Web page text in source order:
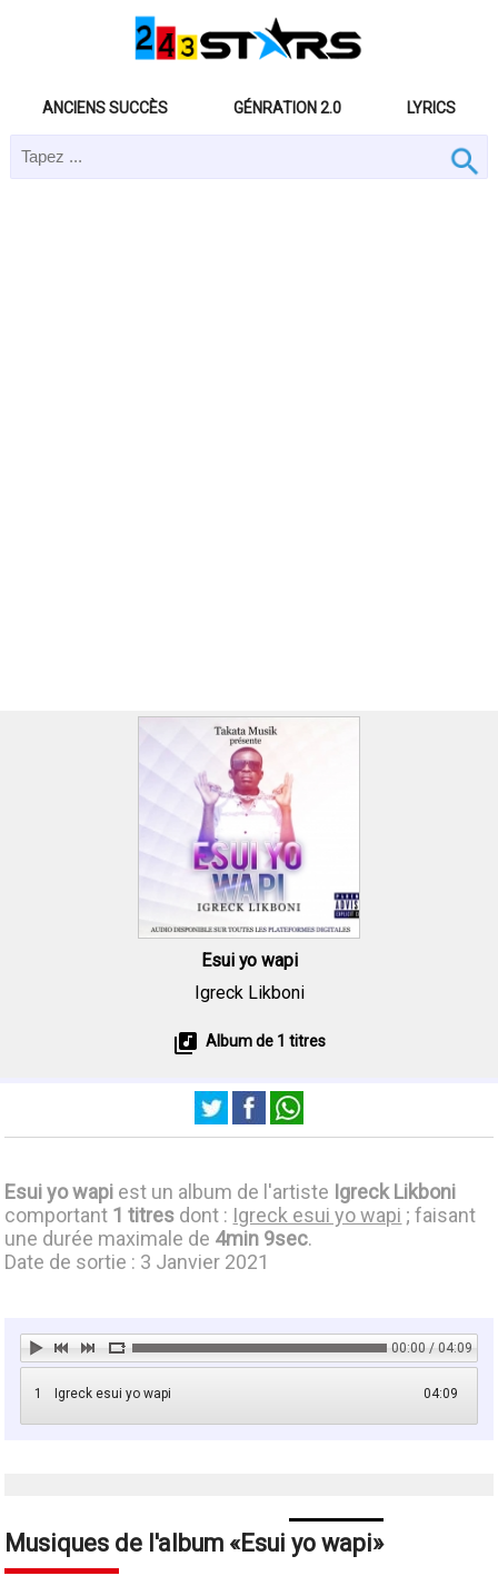
ANCIENS SUCCÈS GÉNRATION 2.0 LYRICS
Esui yo wapi
Igreck Likboni
Album de 1 titres
Esui yo wapi est un album de l'artiste Igreck Likboni
comportant 1 titres dont : Igreck esui yo wapi ; faisant
une durée maximale de 4min 9sec.
Date de sortie : 3 Janvier 2021
00:00 / 04:09
1 04:09
Igreck esui yo wapi
Musiques de l'album Esui yo wapi